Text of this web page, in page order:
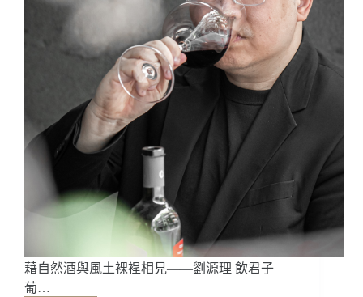
卡
藉自然酒與風土裸裎相見——劉源理 飲君子
葡…